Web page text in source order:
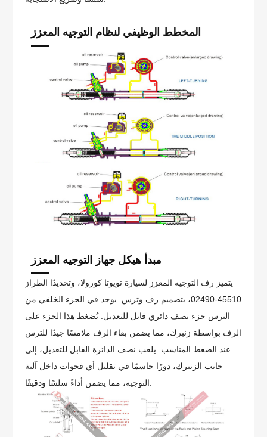
المخطط الوظيفي لنظام التوجيه المعزز
مبدأ هيكل جهاز التوجيه المعزز
يتميز رف التوجيه المعزز لسيارة تويوتا كورولا، وتحديدًا الطراز
45510-02490، بتصميم رف وترس. يوجد في الجزء الخلفي من
الترس جزء نصف دائري قابل للتعديل. يُضغط هذا الجزء على
الرف بواسطة زنبرك، مما يضمن بقاء الرف ملامسًا جيدًا للترس
عند الضغط المناسب. يلعب نصف الدائرة القابل للتعديل، إلى
جانب الزنبرك، دورًا حاسمًا في تقليل أي فجوات داخل آلية